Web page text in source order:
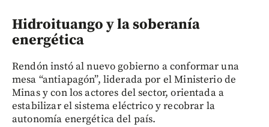
Hidroituango y la soberanía
energética
Rendón instó al nuevo gobierno a conformar una
mesa “antiapagón”, liderada por el Ministerio de
Minas y con los actores del sector, orientada a
estabilizar el sistema eléctrico y recobrar la
autonomía energética del país.